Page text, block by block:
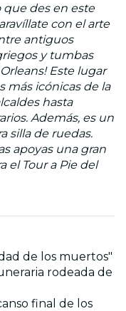
que des en este
con el arte
antiguos
y tumbas
Este lugar
más icónicas de la
hasta
Además, es un
silla de ruedas.
apoyas una gran
el Tour a Pie del
de los muertos"
rodeada de
final de los